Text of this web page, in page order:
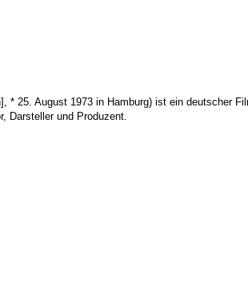
* 25. August 1973 in Hamburg) ist ein deutscher
Darsteller und Produzent.